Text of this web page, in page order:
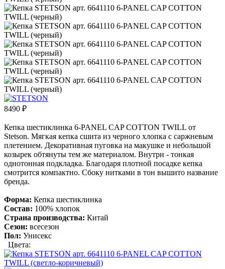
8490 ₽
Кепка шестиклинка 6-PANEL CAP COTTON TWILL от
Stetson. Мягкая кепка сшита из черного хлопка с саржневым
плетением. Декоративная пуговка на макушке и небольшой
козырек обтянуты тем же материалом. Внутри - тонкая
однотонная подкладка. Благодаря плотной посадке кепка
смотрится компактно. Сбоку нитками в тон вышито название
бренда.
Форма: Кепка шестиклинка
Состав: 100% хлопок
Страна производства: Китай
Сезон: всесезон
Пол: Унисекс
Цвета: